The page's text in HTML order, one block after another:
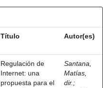
Título Autor(es)
Regulación de
Internet: una
propuesta para el
Santana,
Matías,
dir. ;